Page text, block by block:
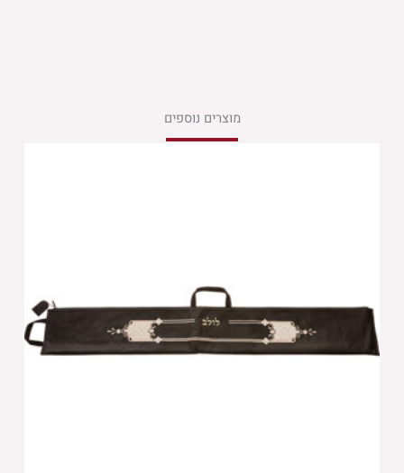
מוצרים נוספים